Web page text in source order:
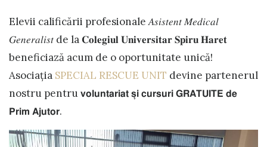
Elevii calificării profesionale 𝐴𝑠𝑖𝑠𝑡𝑒𝑛𝑡 𝑀𝑒𝑑𝑖𝑐𝑎𝑙
𝐺𝑒𝑛𝑒𝑟𝑎𝑙𝑖𝑠𝑡 de la 𝐂𝐨𝐥𝐞𝐠𝐢𝐮𝐥 𝐔𝐧𝐢𝐯𝐞𝐫𝐬𝐢𝐭𝐚𝐫 𝐒𝐩𝐢𝐫𝐮 𝐇𝐚𝐫𝐞𝐭
beneficiază acum de o oportunitate unică!
Asociația SPECIAL RESCUE UNIT devine partenerul
nostru pentru 𝘃𝗼𝗹𝘂𝗻𝘁𝗮𝗿𝗶𝗮𝘁 𝘀̦𝗶 𝗰𝘂𝗿𝘀𝘂𝗿𝗶 𝗚𝗥𝗔𝗧𝗨𝗜𝗧𝗘 𝗱𝗲
𝗣𝗿𝗶𝗺 𝗔𝗷𝘂𝘁𝗼𝗿.